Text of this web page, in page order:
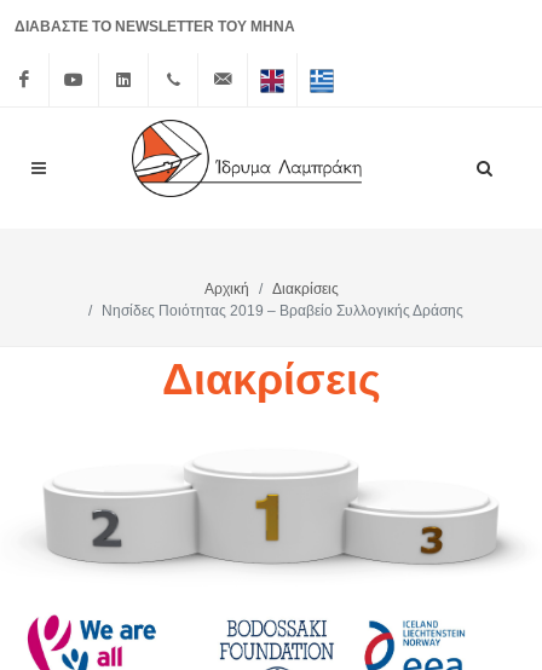
ΔΙΑΒΑΣΤΕ ΤΟ NEWSLETTER ΤΟΥ ΜΗΝΑ
Linkedin+30 210
3626150
info@lrf.gr
Αρχική
Διακρίσεις
Νησίδες Ποιότητας 2019 – Βραβείο Συλλογικής Δράσης
Διακρίσεις